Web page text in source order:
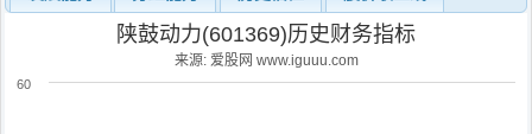
陕鼓动力(601369)历史财务指标
来源: 爱股网 www.iguuu.com
60